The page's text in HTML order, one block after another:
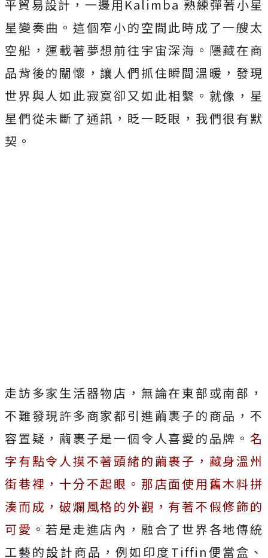
平貿易設計，一邊用Kalimba 熟練彈著小星
星變奏曲。這個窄小的空間此時成了一艘太
空船，運載著夢想前往宇宙深海。隱藏在商
品背後的關懷，讓人們抓住瞬間溫暖，發現
世界與人如此寂寞卻又如此相繫。就像，星
星們從未斷了通訊，眨一眨眼，我們很有默
契。
走訪多家生活器物店，無論在東部或南部，
不難發現許多商家都引進繭裹子的商品，不
容置疑，繭裹子是一個令人喜愛的品牌。 名
字有點令人摸不著頭緒的繭裹子，藏身溫州
街巷裡，十分不起眼。那店面使用舊木料拼
湊而成，破爛風格的外觀，有著不假修飾的
可愛 。若是走進店內，融合了世界各地傳統
工藝的設計商品，例如印度Tiffin便當盒、